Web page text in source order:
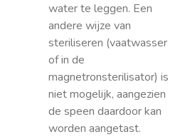
water te leggen. Een
andere wijze van
steriliseren (vaatwasser
of in de
magnetronsterilisator) is
niet mogelijk, aangezien
de speen daardoor kan
worden aangetast.